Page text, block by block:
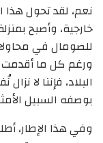
نعم، لقد تحول هذا
خارجية، وأصبح
للصومال في
ورغم كل ما أقدمت
البلاد، فإننا لا
بوصفه السبيل
وفي هذا الإطار،